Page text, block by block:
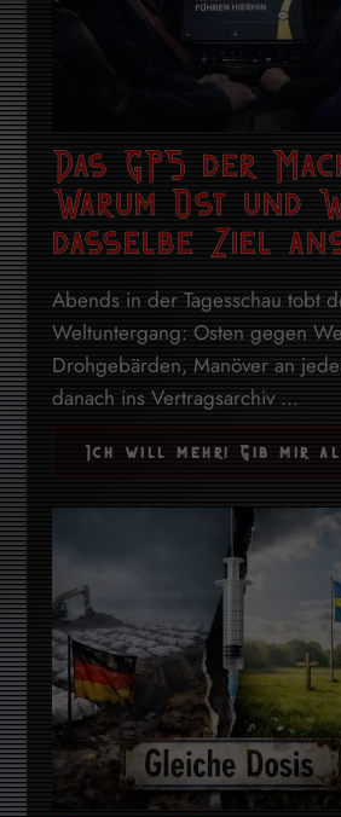
Das GPS der
Warum Ost und
dasselbe Ziel
Abends in der Tagesschau tobt
Weltuntergang: Osten gegen
Drohgebärden, Manöver an
danach ins Vertragsarchiv ...
Ich will mehr! Gib mir